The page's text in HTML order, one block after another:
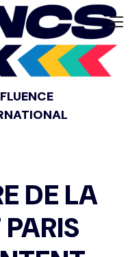
DE LA